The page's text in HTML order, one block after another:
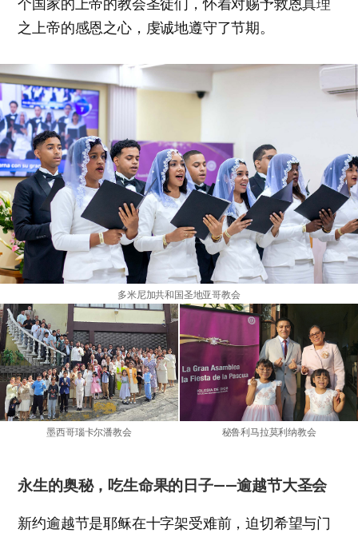
之上帝的感恩之心，虔诚地遵守了节期。
多米尼加共和国圣地亚哥教会
墨西哥瑙卡尔潘教会 秘鲁利马拉莫利纳教会
永生的奥秘，吃生命果的日子——逾越节大圣会
新约逾越节是耶稣在十字架受难前，迫切希望与门